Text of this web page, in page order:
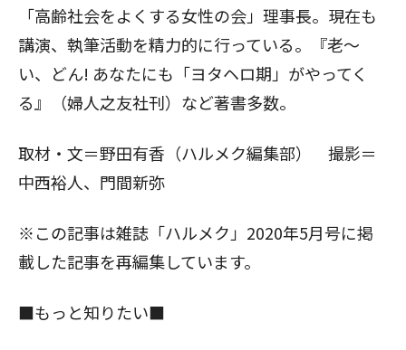
「高齢社会をよくする女性の会」理事長。現在も
講演、執筆活動を精力的に行っている。『老～
い、どん! あなたにも「ヨタヘロ期」がやってく
る』（婦人之友社刊）など著書多数。
取材・文＝野田有香（ハルメク編集部） 撮影＝
中西裕人、門間新弥
※この記事は雑誌「ハルメク」2020年5月号に掲
載した記事を再編集しています。
■もっと知りたい■